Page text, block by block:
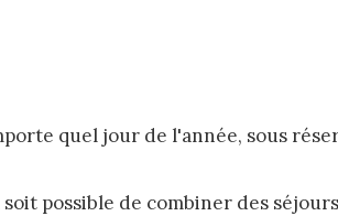
quel jour de l'année, sous
possible de combiner des